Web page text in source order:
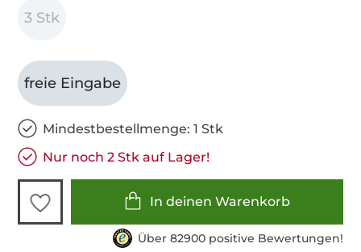
3 Stk
freie Eingabe
Mindestbestellmenge: 1 Stk
Nur noch 2 Stk auf Lager!
In deinen Warenkorb
Über 82900 positive Bewertungen!